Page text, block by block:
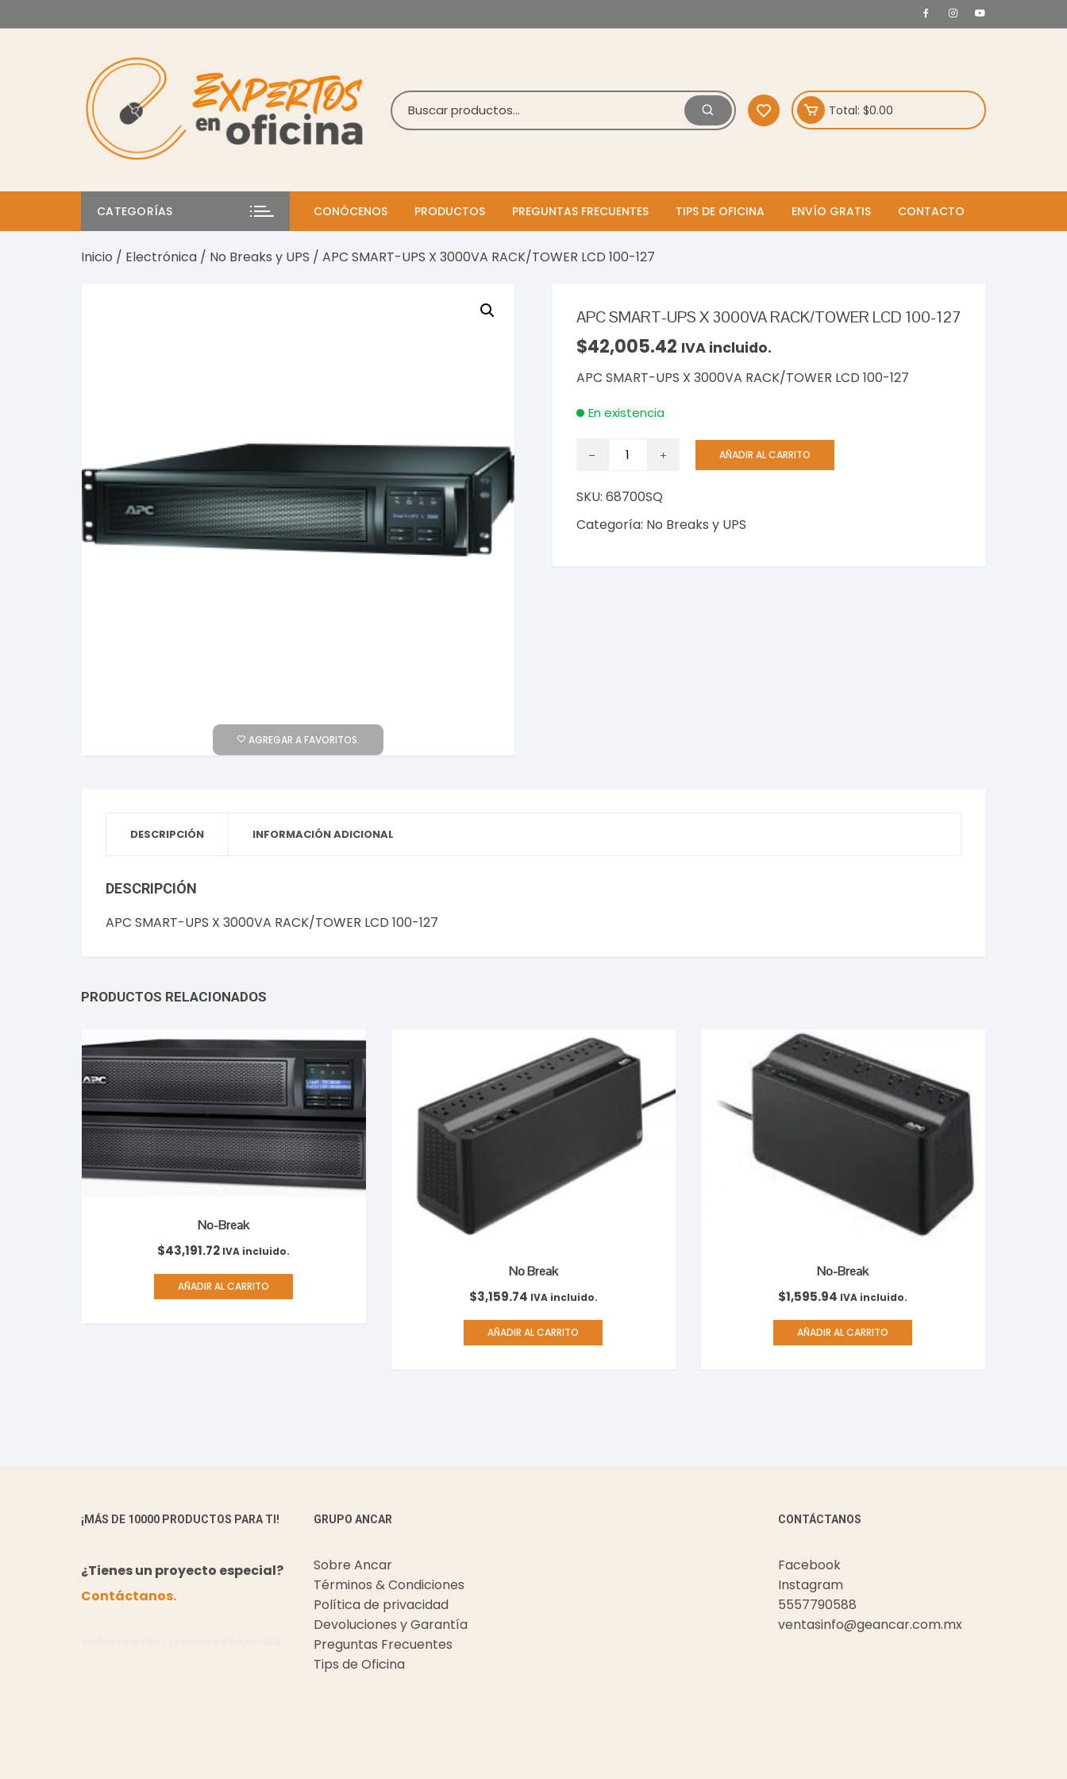
al
Total: $0.00
CATEGORÍAS CONÓCENOS PRODUCTOS PREGUNTAS FRECUENTES TIPS DE OFICINA ENVÍO GRATIS CONTACTO
Inicio / Electrónica / No Breaks y UPS / APC SMART-UPS X 3000VA RACK/TOWER LCD 100-127
AGREGAR A FAVORITOS.
APC SMART-UPS X 3000VA RACK/TOWER LCD 100-127
$42,005.42 IVA incluido.
APC SMART-UPS X 3000VA RACK/TOWER LCD 100-127
En existencia
APC
X
3000VA
AÑADIR AL CARRITO
SKU: 68700SQ
Categoría: No Breaks y UPS
DESCRIPCIÓN INFORMACIÓN ADICIONAL
DESCRIPCIÓN
APC SMART-UPS X 3000VA RACK/TOWER LCD 100-127
PRODUCTOS RELACIONADOS
No-Break
$43,191.72 IVA incluido.
AÑADIR AL CARRITO
No Break
$3,159.74 IVA incluido.
AÑADIR AL CARRITO
No-Break
$1,595.94 IVA incluido.
AÑADIR AL CARRITO
¡MÁS DE 10000 PRODUCTOS PARA TI!
¿Tienes un proyecto especial?
Contáctanos.
GRUPO ANCAR
Sobre Ancar
Términos & Condiciones
Política de privacidad
Devoluciones y Garantía
Preguntas Frecuentes
Tips de Oficina
CONTÁCTANOS
Facebook
Instagram
5557790588
ventasinfo@geancar.com.mx